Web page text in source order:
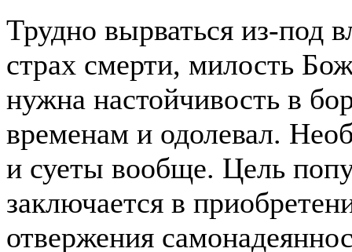
Трудно вырваться из-под
страх смерти, милость
нужна настойчивость в
временам и одолевал.
и суеты вообще. Цель
заключается в
отвержения